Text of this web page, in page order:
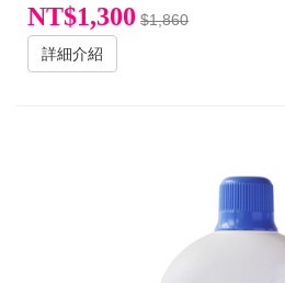
NT$1,300 $1,860
詳細介紹